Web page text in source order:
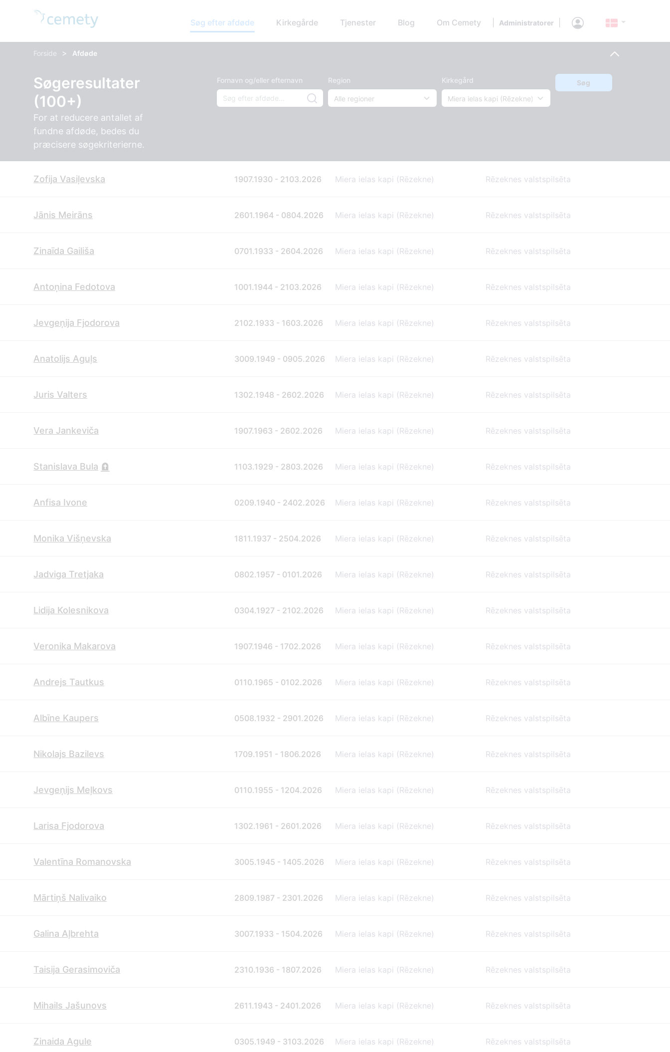
Søg efter afdøde Kirkegårde Tjenester Blog Om Cemety Administratorer
Forside > Afdøde
Søgeresultater
(100+)
For at reducere antallet af
fundne afdøde, bedes du
præcisere søgekriterierne.
Fornavn og/eller efternavn Region Kirkegård Søg
Zofija Vasiļevska 1907.1930 - 2103.2026 Miera ielas kapi (Rēzekne) Rēzeknes valstspilsēta
Jānis Meirāns 2601.1964 - 0804.2026 Miera ielas kapi (Rēzekne) Rēzeknes valstspilsēta
Zinaīda Gailiša 0701.1933 - 2604.2026 Miera ielas kapi (Rēzekne) Rēzeknes valstspilsēta
Antoņina Fedotova 1001.1944 - 2103.2026 Miera ielas kapi (Rēzekne) Rēzeknes valstspilsēta
Jevgeņija Fjodorova 2102.1933 - 1603.2026 Miera ielas kapi (Rēzekne) Rēzeknes valstspilsēta
Anatolijs Aguļs 3009.1949 - 0905.2026 Miera ielas kapi (Rēzekne) Rēzeknes valstspilsēta
Juris Valters 1302.1948 - 2602.2026 Miera ielas kapi (Rēzekne) Rēzeknes valstspilsēta
Vera Jankeviča 1907.1963 - 2602.2026 Miera ielas kapi (Rēzekne) Rēzeknes valstspilsēta
Stanislava Bula 1103.1929 - 2803.2026 Miera ielas kapi (Rēzekne) Rēzeknes valstspilsēta
Anfisa Ivone 0209.1940 - 2402.2026 Miera ielas kapi (Rēzekne) Rēzeknes valstspilsēta
Monika Višņevska 1811.1937 - 2504.2026 Miera ielas kapi (Rēzekne) Rēzeknes valstspilsēta
Jadviga Tretjaka 0802.1957 - 0101.2026 Miera ielas kapi (Rēzekne) Rēzeknes valstspilsēta
Lidija Kolesnikova 0304.1927 - 2102.2026 Miera ielas kapi (Rēzekne) Rēzeknes valstspilsēta
Veronika Makarova 1907.1946 - 1702.2026 Miera ielas kapi (Rēzekne) Rēzeknes valstspilsēta
Andrejs Tautkus 0110.1965 - 0102.2026 Miera ielas kapi (Rēzekne) Rēzeknes valstspilsēta
Albīne Kaupers 0508.1932 - 2901.2026 Miera ielas kapi (Rēzekne) Rēzeknes valstspilsēta
Nikolajs Bazilevs 1709.1951 - 1806.2026 Miera ielas kapi (Rēzekne) Rēzeknes valstspilsēta
Jevgeņijs Meļkovs 0110.1955 - 1204.2026 Miera ielas kapi (Rēzekne) Rēzeknes valstspilsēta
Larisa Fjodorova 1302.1961 - 2601.2026 Miera ielas kapi (Rēzekne) Rēzeknes valstspilsēta
Valentīna Romanovska 3005.1945 - 1405.2026 Miera ielas kapi (Rēzekne) Rēzeknes valstspilsēta
Mārtiņš Nalivaiko 2809.1987 - 2301.2026 Miera ielas kapi (Rēzekne) Rēzeknes valstspilsēta
Galina Aļbrehta 3007.1933 - 1504.2026 Miera ielas kapi (Rēzekne) Rēzeknes valstspilsēta
Taisija Gerasimoviča 2310.1936 - 1807.2026 Miera ielas kapi (Rēzekne) Rēzeknes valstspilsēta
Mihails Jašunovs 2611.1943 - 2401.2026 Miera ielas kapi (Rēzekne) Rēzeknes valstspilsēta
Zinaida Agule 0305.1949 - 3103.2026 Miera ielas kapi (Rēzekne) Rēzeknes valstspilsēta